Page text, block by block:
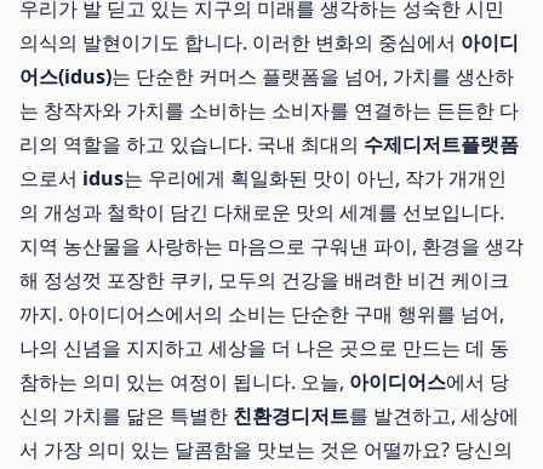
우리가 발 딛고 있는 지구의 미래를 생각하는 성숙한 시민
의식의 발현이기도 합니다. 이러한 변화의 중심에서 아이디
어스(idus)는 단순한 커머스 플랫폼을 넘어, 가치를 생산하
는 창작자와 가치를 소비하는 소비자를 연결하는 든든한 다
리의 역할을 하고 있습니다. 국내 최대의 수제디저트플랫폼
으로서 idus는 우리에게 획일화된 맛이 아닌, 작가 개개인
의 개성과 철학이 담긴 다채로운 맛의 세계를 선보입니다.
지역 농산물을 사랑하는 마음으로 구워낸 파이, 환경을 생각
해 정성껏 포장한 쿠키, 모두의 건강을 배려한 비건 케이크
까지. 아이디어스에서의 소비는 단순한 구매 행위를 넘어,
나의 신념을 지지하고 세상을 더 나은 곳으로 만드는 데 동
참하는 의미 있는 여정이 됩니다. 오늘, 아이디어스에서 당
신의 가치를 닮은 특별한 친환경디저트를 발견하고, 세상에
서 가장 의미 있는 달콤함을 맛보는 것은 어떨까요? 당신의